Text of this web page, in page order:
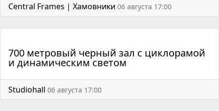
Central Frames | Хамовники 06 августа 17:00
700 метровый черный зал с циклорамой
и динамическим светом
Studiohall 06 августа 17:00